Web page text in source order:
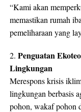
“Kami akan
memastikan rumah
pemeliharaan yang
2. Penguatan
Lingkungan
Merespons krisis
lingkungan berbasis
pohon, wakaf pohon